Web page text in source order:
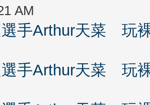
AM
手Arthur天菜 玩
手Arthur天菜 玩